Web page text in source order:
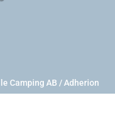
Camping AB / Adherion